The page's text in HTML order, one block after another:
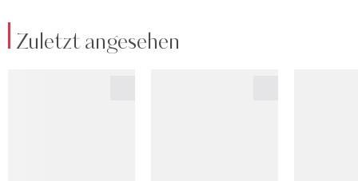
Zuletzt angesehen